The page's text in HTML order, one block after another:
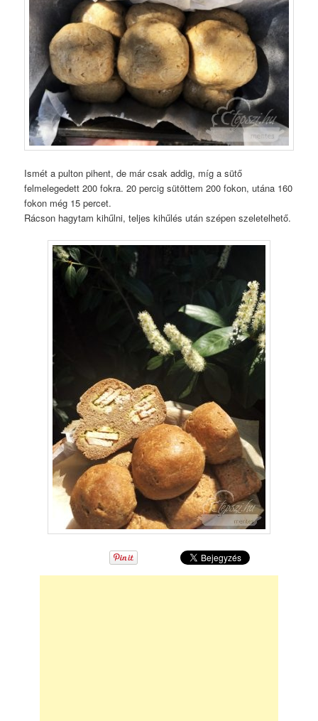
Ismét a pulton pihent, de már csak addig, míg a sütő
felmelegedett 200 fokra. 20 percig sütöttem 200 fokon, utána 160
fokon még 15 percet.
Rácson hagytam kihűlni, teljes kihűlés után szépen szeletelhető.